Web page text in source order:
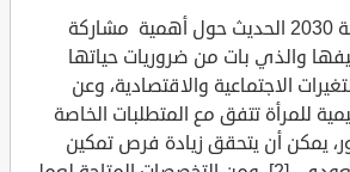
ورد في رؤية المملكة 2030 الحديث حول أهمية مشاركة
والذي بات من ضروريات حياتها
الاجتماعية والاقتصادية، وعن
للمرأة تتفق مع المتطلبات الخاصة
يمكن أن يتحقق زيادة فرص تمكين